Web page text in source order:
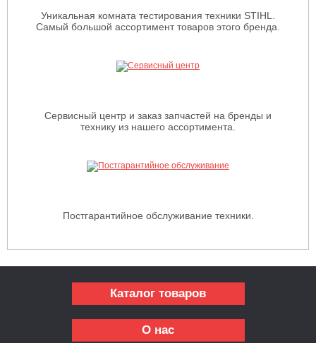
Уникальная комната тестирования техники STIHL.
Самый большой ассортимент товаров этого бренда.
Сервисный центр и заказ запчастей на бренды и
технику из нашего ассортимента.
Постгарантийное обслуживание техники.
Каталог товаров
О нас